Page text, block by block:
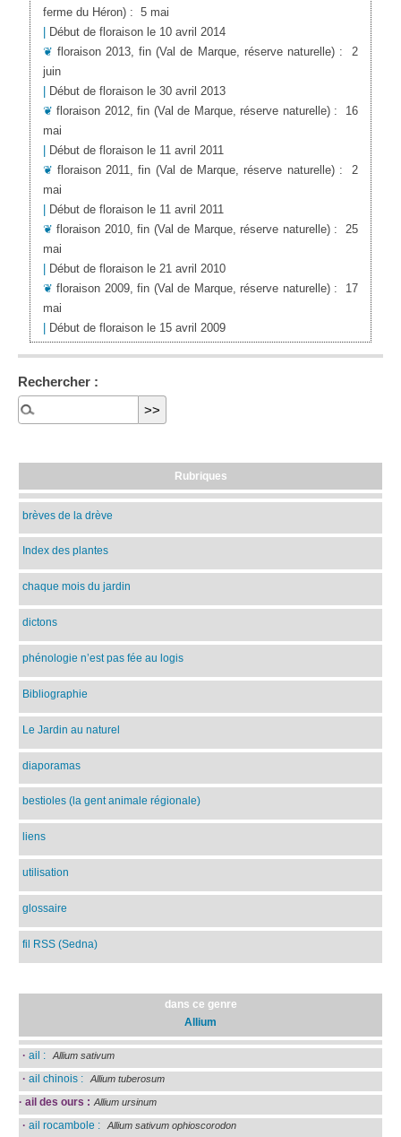
ferme du Héron): 5 mai
Début de floraison le 10 avril 2014
❦ floraison 2013, fin (Val de Marque, réserve naturelle): 2
juin
Début de floraison le 30 avril 2013
❦floraison 2012, fin (Val de Marque, réserve naturelle): 16
mai
Début de floraison le 11 avril 2011
❦ floraison 2011, fin (Val de Marque, réserve naturelle): 2
mai
Début de floraison le 11 avril 2011
❦floraison 2010, fin (Val de Marque, réserve naturelle): 25
mai
Début de floraison le 21 avril 2010
❦floraison 2009, fin (Val de Marque, réserve naturelle): 17
mai
Début de floraison le 15 avril 2009
Rechercher :
Rubriques
brèves de la drève
Index des plantes
chaque mois du jardin
dictons
phénologie n’est pas fée au logis
Bibliographie
Le Jardin au naturel
diaporamas
bestioles (la gent animale régionale)
liens
utilisation
glossaire
fil RSS (Sedna)
dans ce genre
Allium
· ail : Allium sativum
· ail chinois : Allium tuberosum
· ail des ours : Allium ursinum
· ail rocambole : Allium sativum ophioscorodon